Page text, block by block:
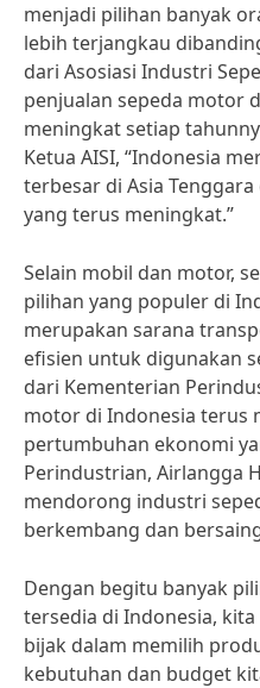
menjadi pilihan banyak
lebih terjangkau
dari Asosiasi Industri
penjualan sepeda motor
meningkat setiap
Ketua AISI, “Indonesia
terbesar di Asia
yang terus meningkat.”
Selain mobil dan motor,
pilihan yang populer di
merupakan sarana
efisien untuk digunakan
dari Kementerian
motor di Indonesia terus
pertumbuhan ekonomi
Perindustrian, Airlangga
mendorong industri
berkembang dan
Dengan begitu banyak
tersedia di Indonesia,
bijak dalam memilih
kebutuhan dan budget